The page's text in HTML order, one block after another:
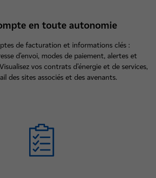
en toute autonomie
de facturation et informations clés :
d’envoi, modes de paiement, alertes et
vos contrats d’énergie et de services,
des sites associés et des avenants.